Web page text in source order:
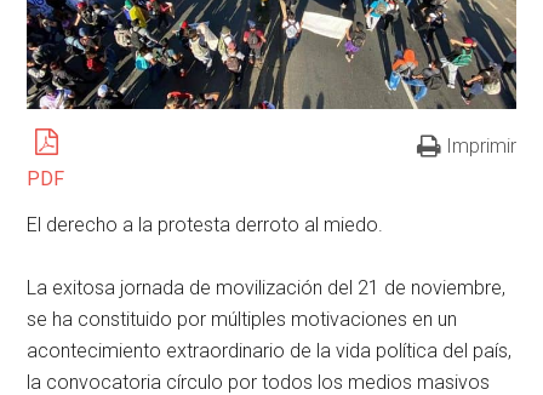
PDF
Imprimir
El derecho a la protesta derroto al miedo.
La exitosa jornada de movilización del 21 de noviembre,
se ha constituido por múltiples motivaciones en un
acontecimiento extraordinario de la vida política del país,
la convocatoria círculo por todos los medios masivos